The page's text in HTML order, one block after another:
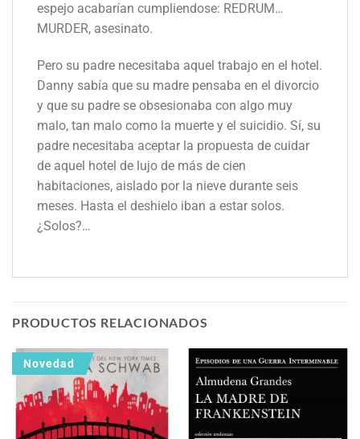
espejo acabarían cumpliendose: REDRUM…
MURDER, asesinato.
Pero su padre necesitaba aquel trabajo en el hotel.
Danny sabía que su madre pensaba en el divorcio
y que su padre se obsesionaba con algo muy
malo, tan malo como la muerte y el suicidio. Sí, su
padre necesitaba aceptar la propuesta de cuidar
de aquel hotel de lujo de más de cien
habitaciones, aislado por la nieve durante seis
meses. Hasta el deshielo iban a estar solos.
¿Solos?…
PRODUCTOS RELACIONADOS
Novedad